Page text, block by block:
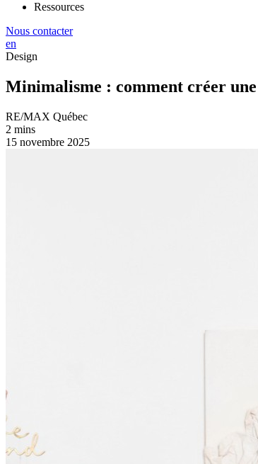
Ressources
Nous contacter
en
Design
Minimalisme : comment créer une
RE/MAX Québec
2 mins
15 novembre 2025